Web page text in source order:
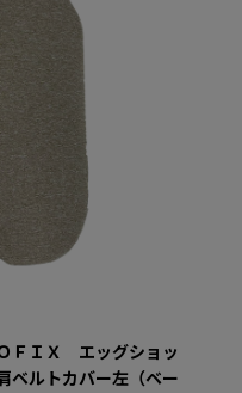
ＩＸ エッグショッ
ルトカバー左（ベー